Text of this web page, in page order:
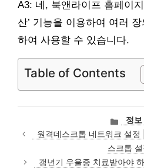
A3: 네, 북앤라이프 홈페이
산’ 기능을 이용하여 여러
하여 사용할 수 있습니다.
Table of Contents
카
테
고
리
정보
원격데스크톱 네트워크 설
스크톱 설
갱년기 우울증 치료받아야